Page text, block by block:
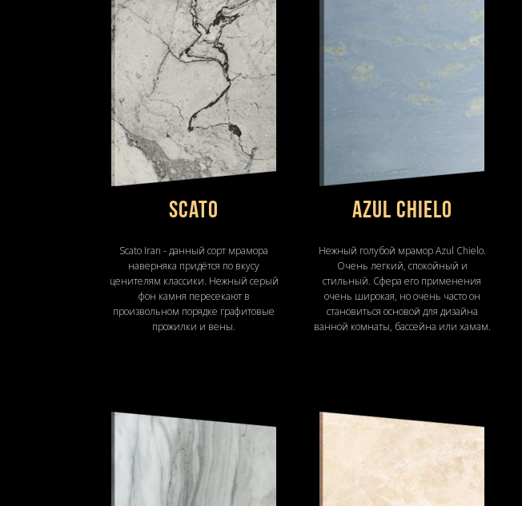
Scato
Scato Iran - данный сорт мрамора
наверняка придётся по вкусу
ценителям классики. Нежный серый
фон камня пересекают в
произвольном порядке графитовые
прожилки и вены.
Azul Chielo
Нежный голубой мрамор Azul Chielo.
Очень легкий, спокойный и
стильный. Сфера его применения
очень широкая, но очень часто он
становиться основой для дизайна
ванной комнаты, бассейна или хамам.